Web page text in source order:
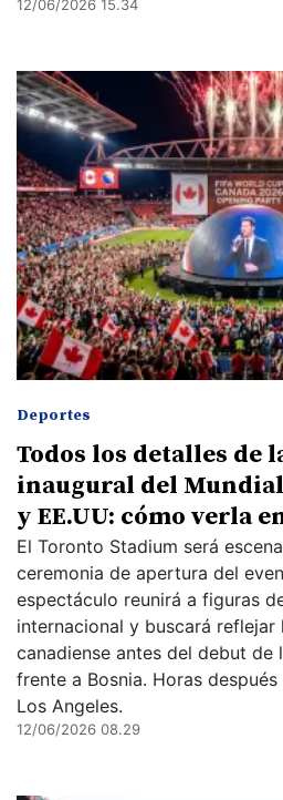
12/06/2026 15.34
Deportes
Todos los detalles de
inaugural del Mundial
y EE.UU: cómo verla
El Toronto Stadium será
ceremonia de apertura del
espectáculo reunirá a figuras
internacional y buscará
canadiense antes del debut de
frente a Bosnia. Horas
Los Angeles.
12/06/2026 08.29